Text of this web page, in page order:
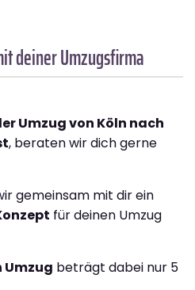
deiner Umzugsfirma
Umzug von Köln nach
, beraten wir dich gerne
gemeinsam mit dir ein
für deinen Umzug
Umzug beträgt dabei nur 5